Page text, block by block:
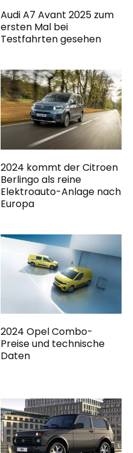
Audi A7 Avant 2025 zum
ersten Mal bei
Testfahrten gesehen
2024 kommt der Citroen
Berlingo als reine
Elektroauto-Anlage nach
Europa
2024 Opel Combo-
Preise und technische
Daten